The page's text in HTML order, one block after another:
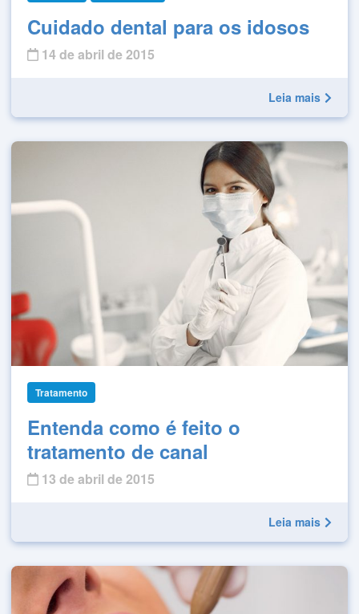
Cuidado dental para os idosos
14 de abril de 2015
Leia mais
Tratamento
Entenda como é feito o
tratamento de canal
13 de abril de 2015
Leia mais